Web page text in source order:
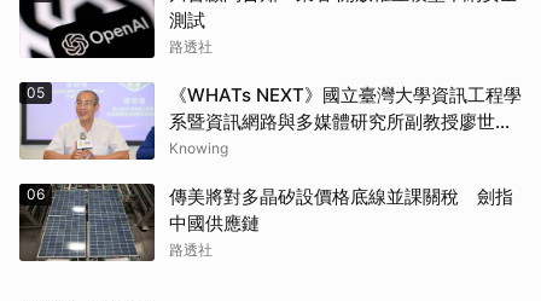
測試
路透社
05
《WHATs NEXT》國立臺灣大學資訊工程學
系暨資訊網路與多媒體研究所副教授廖世
偉：690萬顆比特幣仍用舊地址格式面臨量
Knowing
06
傳美將對多晶矽設價格底線並課關稅 劍指
中國供應鏈
路透社